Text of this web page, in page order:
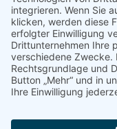
Jetzt Mitarbeitende
handel2go –
Veranstaltungen
Intern
Mitgliederbereich